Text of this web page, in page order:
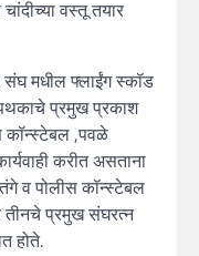
वस्तू तयार
संघ मधील फ्लाईंग स्कॉड
प्रमुख प्रकाश
कॉन्स्टेबल ,पवळे
करीत असताना
व पोलीस कॉन्स्टेबल
प्रमुख संघरत्न
होते.